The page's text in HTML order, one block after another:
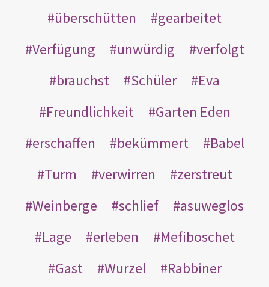
überschütten
gearbeitet
Verfügung
unwürdig
verfolgt
brauchst
Schüler
Eva
Freundlichkeit
Garten Eden
erschaffen
bekümmert
Babel
Turm
verwirren
zerstreut
Weinberge
schlief
asuweglos
Lage
erleben
Mefiboschet
Gast
Wurzel Rabbiner